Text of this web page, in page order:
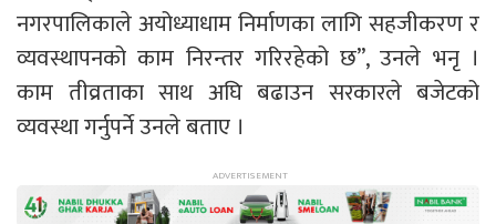
नगरपालिकाले अयोध्याधाम निर्माणका लागि सहजीकरण र
व्यवस्थापनको काम निरन्तर गरिरहेको छ”, उनले भनृ ।
काम तीव्रताका साथ अघि बढाउन सरकारले बजेटको
व्यवस्था गर्नुपर्ने उनले बताए ।